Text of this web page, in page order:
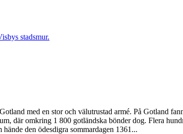
med en stor och välutrustad armé. På Gotland
där omkring 1 800 gotländska bönder dog. Flera
den ödesdigra sommardagen 1361...